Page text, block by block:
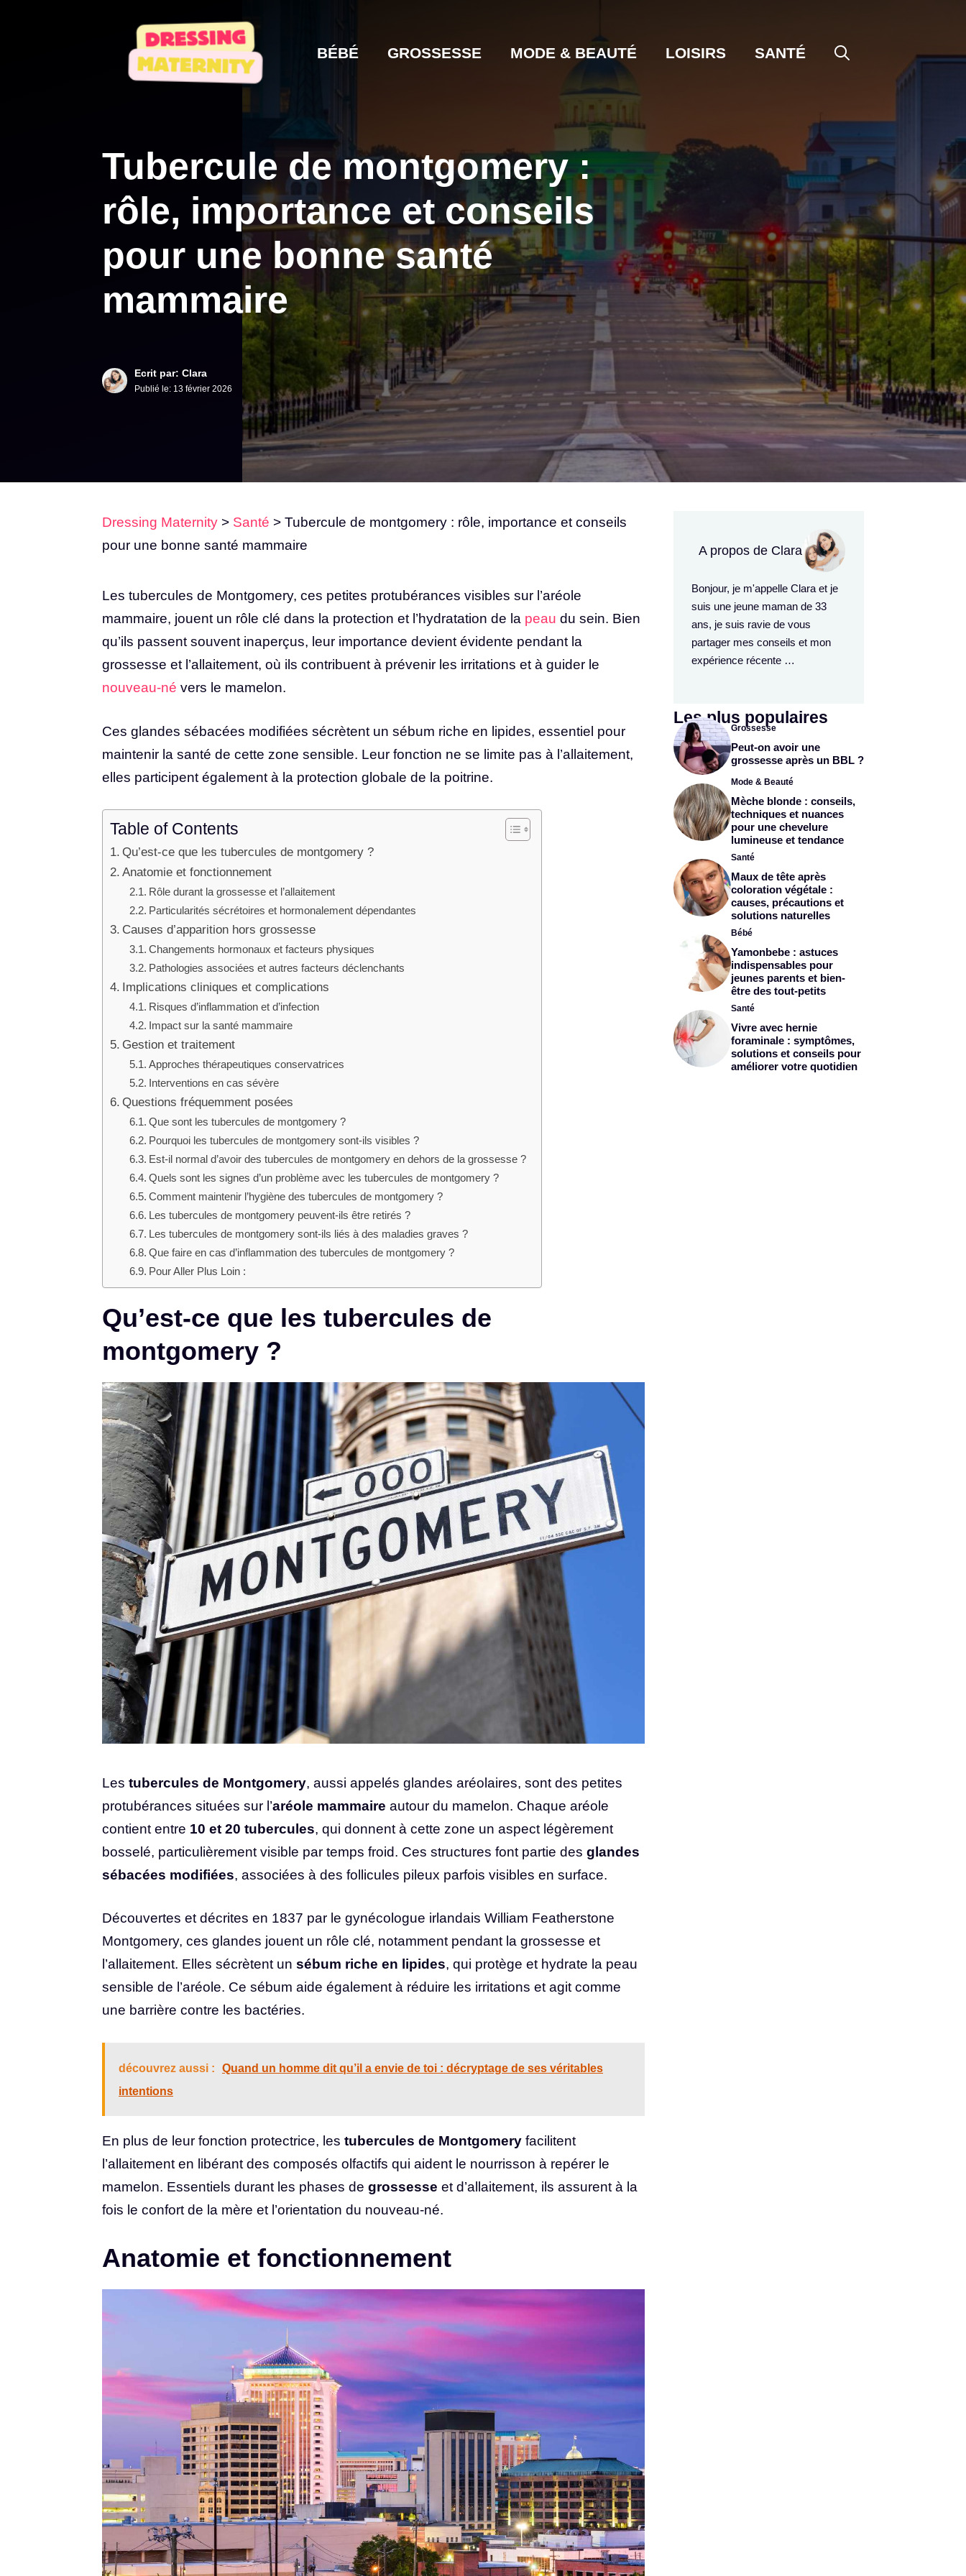
BÉBÉ GROSSESSE MODE & BEAUTÉ LOISIRS SANTÉ
Tubercule de montgomery :
rôle, importance et conseils
pour une bonne santé
mammaire
Ecrit par: Clara
Publié le: 13 février 2026
Dressing Maternity > Santé > Tubercule de montgomery : rôle, importance et conseils
pour une bonne santé mammaire
Les tubercules de Montgomery, ces petites protubérances visibles sur l’aréole
mammaire, jouent un rôle clé dans la protection et l’hydratation de la peau du sein. Bien
qu’ils passent souvent inaperçus, leur importance devient évidente pendant la
grossesse et l’allaitement, où ils contribuent à prévenir les irritations et à guider le
nouveau-né vers le mamelon.
Ces glandes sébacées modifiées sécrètent un sébum riche en lipides, essentiel pour
maintenir la santé de cette zone sensible. Leur fonction ne se limite pas à l’allaitement,
elles participent également à la protection globale de la poitrine.
Table of Contents
Qu’est-ce que les tubercules de montgomery ?
Anatomie et fonctionnement
Rôle durant la grossesse et l’allaitement
Particularités sécrétoires et hormonalement dépendantes
Causes d’apparition hors grossesse
Changements hormonaux et facteurs physiques
Pathologies associées et autres facteurs déclenchants
Implications cliniques et complications
Risques d’inflammation et d’infection
Impact sur la santé mammaire
Gestion et traitement
Approches thérapeutiques conservatrices
Interventions en cas sévère
Questions fréquemment posées
Que sont les tubercules de montgomery ?
Pourquoi les tubercules de montgomery sont-ils visibles ?
Est-il normal d’avoir des tubercules de montgomery en dehors de la grossesse ?
Quels sont les signes d’un problème avec les tubercules de montgomery ?
Comment maintenir l’hygiène des tubercules de montgomery ?
Les tubercules de montgomery peuvent-ils être retirés ?
Les tubercules de montgomery sont-ils liés à des maladies graves ?
Que faire en cas d’inflammation des tubercules de montgomery ?
Pour Aller Plus Loin :
Qu’est-ce que les tubercules de
montgomery ?
Les tubercules de Montgomery, aussi appelés glandes aréolaires, sont des petites
protubérances situées sur l’aréole mammaire autour du mamelon. Chaque aréole
contient entre 10 et 20 tubercules, qui donnent à cette zone un aspect légèrement
bosselé, particulièrement visible par temps froid. Ces structures font partie des glandes
sébacées modifiées, associées à des follicules pileux parfois visibles en surface.
Découvertes et décrites en 1837 par le gynécologue irlandais William Featherstone
Montgomery, ces glandes jouent un rôle clé, notamment pendant la grossesse et
l’allaitement. Elles sécrètent un sébum riche en lipides, qui protège et hydrate la peau
sensible de l’aréole. Ce sébum aide également à réduire les irritations et agit comme
une barrière contre les bactéries.
découvrez aussi :
Quand un homme dit qu’il a envie de toi : décryptage de ses véritables
intentions
En plus de leur fonction protectrice, les tubercules de Montgomery facilitent
l’allaitement en libérant des composés olfactifs qui aident le nourrisson à repérer le
mamelon. Essentiels durant les phases de grossesse et d’allaitement, ils assurent à la
fois le confort de la mère et l’orientation du nouveau-né.
Anatomie et fonctionnement
A propos de Clara
Bonjour, je m'appelle Clara et je
suis une jeune maman de 33
ans, je suis ravie de vous
partager mes conseils et mon
expérience récente …
Les plus populaires
Grossesse
Peut-on avoir une
grossesse après un BBL ?
Mode & Beauté
Mèche blonde : conseils,
techniques et nuances
pour une chevelure
lumineuse et tendance
Santé
Maux de tête après
coloration végétale :
causes, précautions et
solutions naturelles
Bébé
Yamonbebe : astuces
indispensables pour
jeunes parents et bien-
être des tout-petits
Santé
Vivre avec hernie
foraminale : symptômes,
solutions et conseils pour
améliorer votre quotidien